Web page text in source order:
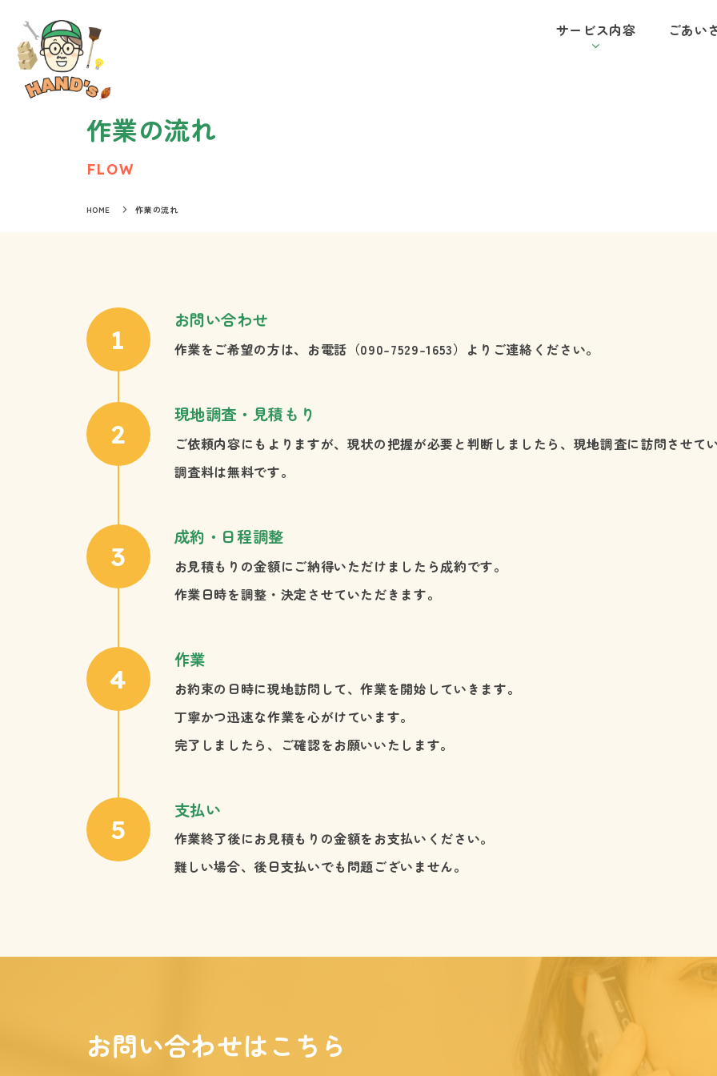
サービス内容 ごあい
作業の流れ
FLOW
HOME 作業の流れ
お問い合わせ
作業をご希望の方は、お電話（090-7529-1653）よりご連絡ください。
現地調査・見積もり
ご依頼内容にもよりますが、現状の把握が必要と判断しましたら、現地調査に訪問させて
調査料は無料です。
成約・日程調整
お見積もりの金額にご納得いただけましたら成約です。
作業日時を調整・決定させていただきます。
作業
お約束の日時に現地訪問して、作業を開始していきます。
丁寧かつ迅速な作業を心がけています。
完了しましたら、ご確認をお願いいたします。
支払い
作業終了後にお見積もりの金額をお支払いください。
難しい場合、後日支払いでも問題ございません。
お問い合わせはこちら